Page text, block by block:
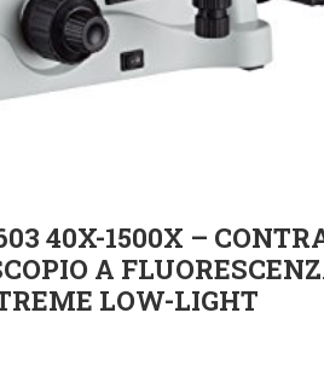
40X-1500X –
A
LOW-LIGHT